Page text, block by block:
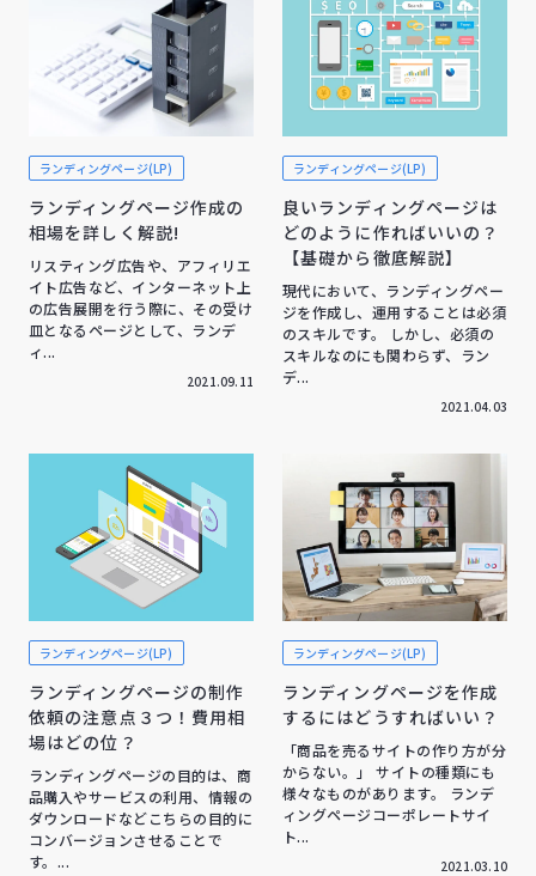
ランディングページ(LP)
ランディングページ作成の
相場を詳しく解説!
リスティング広告や、アフィリエ
イト広告など、インターネット上
の広告展開を行う際に、その受け
皿となるページとして、ランデ
ィ...
2021.09.11
ランディングページ(LP)
良いランディングページは
どのように作ればいいの？
【基礎から徹底解説】
現代において、ランディングペー
ジを作成し、運用することは必須
のスキルです。 しかし、必須の
スキルなのにも関わらず、ラン
デ...
2021.04.03
ランディングページ(LP)
ランディングページの制作
依頼の注意点３つ！費用相
場はどの位？
ランディングページの目的は、商
品購入やサービスの利用、情報の
ダウンロードなどこちらの目的に
コンバージョンさせることで
す。...
ランディングページ(LP)
ランディングページを作成
するにはどうすればいい？
「商品を売るサイトの作り方が分
からない。」 サイトの種類にも
様々なものがあります。 ランデ
ィングページコーポレートサイ
ト...
2021.03.10